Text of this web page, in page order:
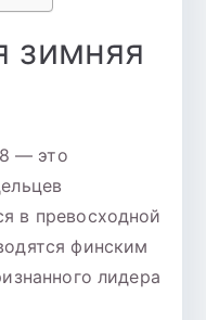
зимняя
— это
в превосходной
финским
лидера